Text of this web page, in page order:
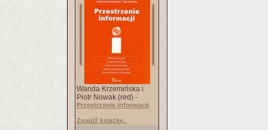
Wanda Krzemińska i
Piotr Nowak (red) -
Przestrzenie informacji
Znajdź książkę..